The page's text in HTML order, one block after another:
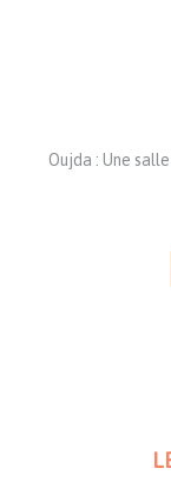
Oujda : Une